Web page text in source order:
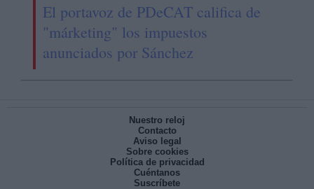
El portavoz de PDeCAT califica de
"márketing" los impuestos
anunciados por Sánchez
Nuestro reloj
Contacto
Aviso legal
Sobre cookies
Política de privacidad
Cuéntanos
Suscríbete